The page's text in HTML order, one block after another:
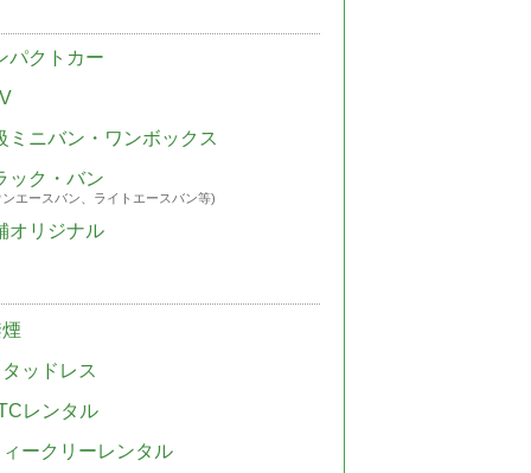
パクトカー
ミニバン・ワンボックス
ック・バン
エースバン、ライトエースバン等)
オリジナル
ッドレス
レンタル
ークリーレンタル